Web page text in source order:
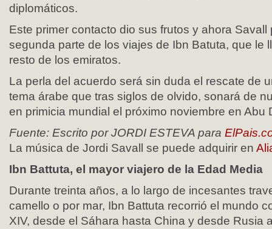
diplomáticos.
Este primer contacto dio sus frutos y ahora Savall
segunda parte de los viajes de Ibn Batuta, que le
resto de los emiratos.
La perla del acuerdo será sin duda el rescate de
tema árabe que tras siglos de olvido, sonará de
en primicia mundial el próximo noviembre en Abu
Fuente: Escrito por JORDI ESTEVA para
La música de Jordi Savall se puede adquirir en
Ibn Battuta, el mayor viajero de la Edad Media
Durante treinta años, a lo largo de incesantes
camello o por mar, Ibn Battuta recorrió el mundo
XIV, desde el Sáhara hasta China y desde Rusia